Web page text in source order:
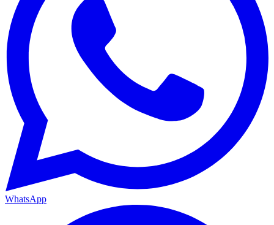
WhatsApp